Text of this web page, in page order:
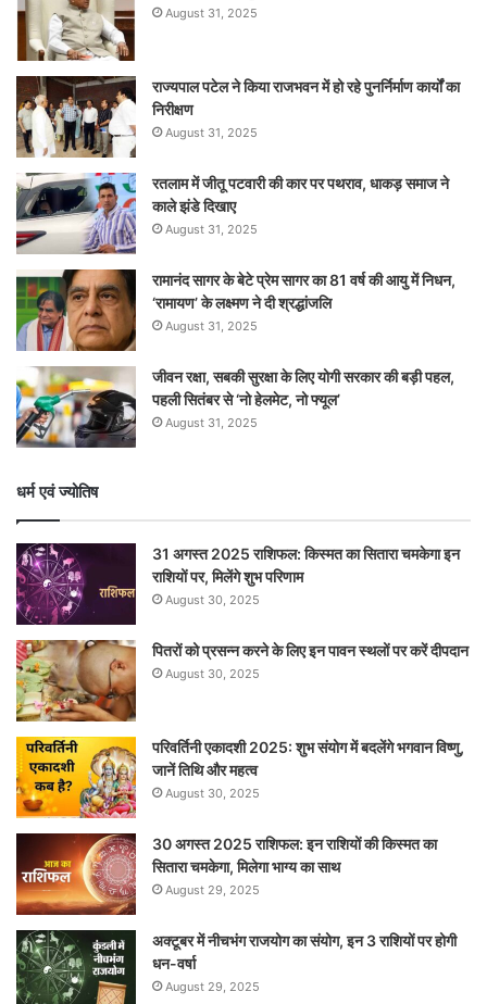
August 31, 2025
राज्यपाल पटेल ने किया राजभवन में हो रहे पुनर्निर्माण कार्यों का
निरीक्षण
August 31, 2025
रतलाम में जीतू पटवारी की कार पर पथराव, धाकड़ समाज ने
काले झंडे दिखाए
August 31, 2025
रामानंद सागर के बेटे प्रेम सागर का 81 वर्ष की आयु में निधन,
‘रामायण’ के लक्ष्मण ने दी श्रद्धांजलि
August 31, 2025
जीवन रक्षा, सबकी सुरक्षा के लिए योगी सरकार की बड़ी पहल,
पहली सितंबर से ‘नो हेलमेट, नो फ्यूल’
August 31, 2025
धर्म एवं ज्योतिष
31 अगस्त 2025 राशिफल: किस्मत का सितारा चमकेगा इन
राशियों पर, मिलेंगे शुभ परिणाम
August 30, 2025
पितरों को प्रसन्न करने के लिए इन पावन स्थलों पर करें दीपदान
August 30, 2025
परिवर्तिनी एकादशी 2025: शुभ संयोग में बदलेंगे भगवान विष्णु,
जानें तिथि और महत्व
August 30, 2025
30 अगस्त 2025 राशिफल: इन राशियों की किस्मत का
सितारा चमकेगा, मिलेगा भाग्य का साथ
August 29, 2025
अक्टूबर में नीचभंग राजयोग का संयोग, इन 3 राशियों पर होगी
धन-वर्षा
August 29, 2025